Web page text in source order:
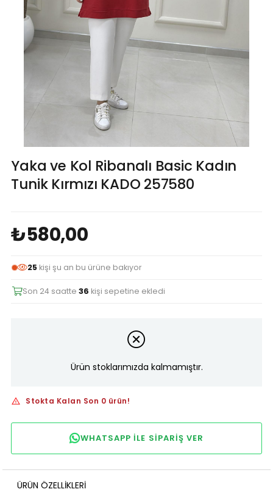
Yaka ve Kol Ribanalı Basic Kadın
Tunik Kırmızı KADO 257580
₺580,00
25 kişi şu an bu ürüne bakıyor
Son 24 saatte36 kişi sepetine ekledi
Ürün stoklarımızda kalmamıştır.
Stokta Kalan Son 0 ürün!
WHATSAPP ILE SIPARIŞ VER
ÜRÜN ÖZELLIKLERI